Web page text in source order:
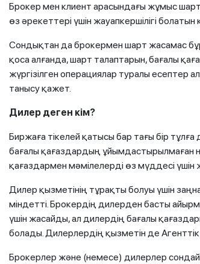
Брокер мен клиент арасындағы жұмыс шарт
өз әрекеттері үшін жауапкершілігі
Сондықтан да брокермен шарт жасамас
қоса алғанда, шарт талаптарын, бағалы
жүргізілген операциялар туралы есептер
танысу қажет.
Дилер деген кім?
Биржаға тікелей қатысы бар тағы бір
бағалы қағаздардың ұйымдастырылмаған
қағаздармен мәмілелерді өз мүддесі үшін
Дилер қызметінің тұрақты болуы үшін
міндетті. Брокердің дилерден басты
үшін жасайды, ал дилердің бағалы
болады. Дилерлердің қызметін де
Брокерлер және (немесе) дилерлер